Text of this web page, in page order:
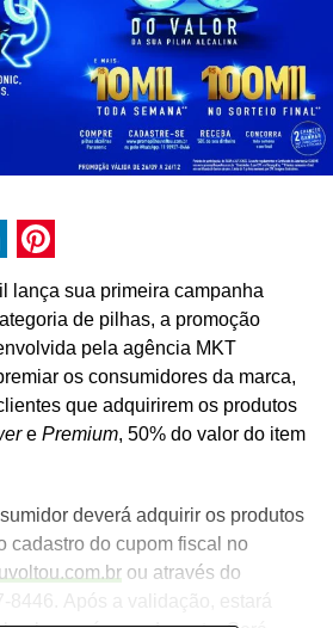
Pinterest
lança sua primeira campanha
de pilhas, a promoção
pela agência MKT
os consumidores da marca,
que adquirirem os produtos
e Premium, 50% do valor do item
deverá adquirir os produtos
cadastro do cupom fiscal no
ou através do
8446. Após a validação, estará